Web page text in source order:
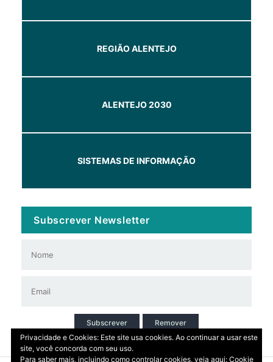
REGIÃO ALENTEJO
ALENTEJO 2030
SISTEMAS DE INFORMAÇÃO
Subscrever Newsletter
Subscrever
Remover
Privacidade e Cookies: Este site usa cookies. Ao continuar a usar este
site, você concorda com seu uso.
Para saber mais, incluindo como controlar cookies, veja aqui:Cookie